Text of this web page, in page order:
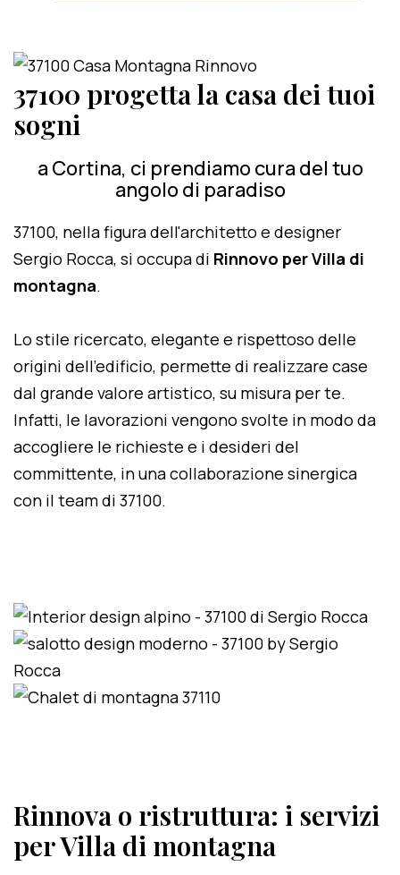
37100 progetta la casa dei tuoi
sogni
a Cortina, ci prendiamo cura del tuo
angolo di paradiso
37100, nella figura dell'architetto e designer
Sergio Rocca, si occupa di Rinnovo per Villa di
montagna.
Lo stile ricercato, elegante e rispettoso delle
origini dell'edificio, permette di realizzare case
dal grande valore artistico, su misura per te.
Infatti, le lavorazioni vengono svolte in modo da
accogliere le richieste e i desideri del
committente, in una collaborazione sinergica
con il team di 37100.
Rinnova o ristruttura: i servizi
per Villa di montagna